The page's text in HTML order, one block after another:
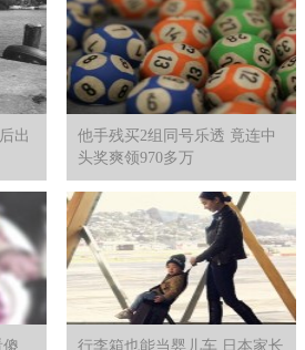
出
他手残买2组同号乐透 竟连中
头奖爽领970多万
行李箱也能当婴儿车 日本家长